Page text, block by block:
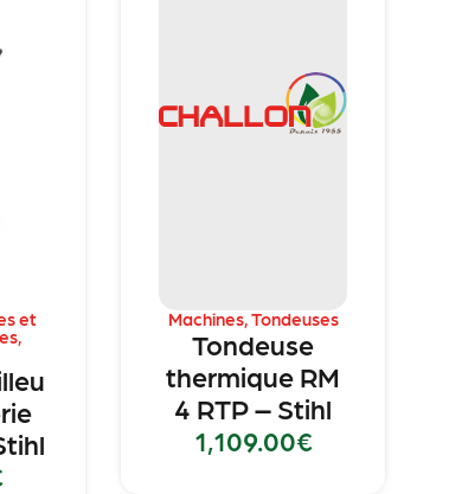
et
,
Machines,Tondeuses
Tondeuse
thermique RM
4 RTP – Stihl
1,109.00€